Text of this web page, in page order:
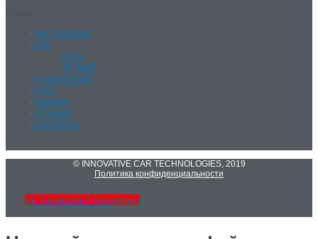
ЧИП-ТЮНИНГ
КПП
DSG
ZF 8HP
О КОМПАНИИ
БЛОГ
СКИДКИ
ОТЗЫВЫ
КОНТАКТЫ
© INNOVATIVE CAR TECHNOLOGIES, 2019
Политика конфиденциальности
Vk Facebook-f Instagram